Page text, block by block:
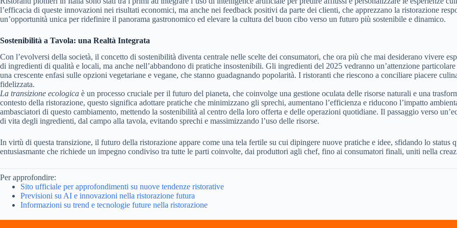
l’efficacia di queste innovazioni nei risultati economici, ma anche nei feedback positivi da parte dei clienti, che apprezzano la ristorazione
un’opportunità unica per ridefinire il panorama gastronomico ed elevare la cultura del buon cibo verso un futuro più sostenibile e dinamico.
Sostenibilità a Tavola: una Realtà Integrata
Con l’evolversi della società, il concetto di sostenibilità diventa centrale nelle scelte dei consumatori, che ora più che mai desiderano vivere
di ingredienti di qualità e locali, ma anche nell’abbandono di pratiche insostenibili. Gli ingredienti del 2025 vedranno un’attenzione
una crescente enfasi sulle opzioni vegetariane e vegane, che stanno guadagnando popolarità. I ristoranti che riescono a conciliare piacere
fidelizzata.
La transizione ecologica è un processo cruciale per il futuro del pianeta, che coinvolge una gestione oculata delle risorse naturali e una
contesto della ristorazione, questo significa adottare pratiche che minimizzano gli sprechi, aumentano l’efficienza e riducono l’impatto
ambasciatori di questo cambiamento, mettendo la sostenibilità al centro della loro offerta e delle operazioni quotidiane. Il passaggio verso
di vita degli ingredienti, dal campo alla tavola, evitando sprechi e massimizzando l’uso delle risorse.
In virtù di questa transizione, il futuro della ristorazione appare come una tela fertile su cui dipingere nuove pratiche e idee, sfidando lo status
entusiasmante che richiede un impegno condiviso tra tutte le parti coinvolte, dai produttori agli chef, fino ai consumatori finali, uniti nella
Per approfondire:
Sito ufficiale per approfondimenti su nuove tendenze ristorative
Previsioni su AI e innovazioni nella ristorazione futura
Informazioni su trend e tecnologie future nella ristorazione